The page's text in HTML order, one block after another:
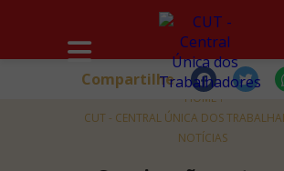
HOME
CUT - CENTRAL ÚNICA DOS
NOTÍCIAS
Compartilhe